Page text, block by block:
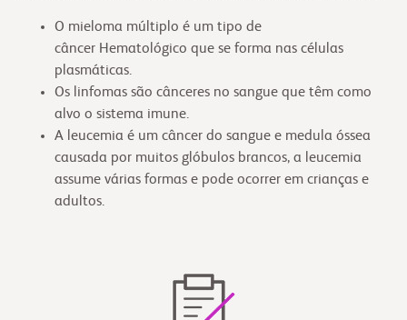
O mieloma múltiplo é um tipo de
câncer Hematológico que se forma nas células
plasmáticas.
Os linfomas são cânceres no sangue que têm como
alvo o sistema imune.
A leucemia é um câncer do sangue e medula óssea
causada por muitos glóbulos brancos, a leucemia
assume várias formas e pode ocorrer em crianças e
adultos.